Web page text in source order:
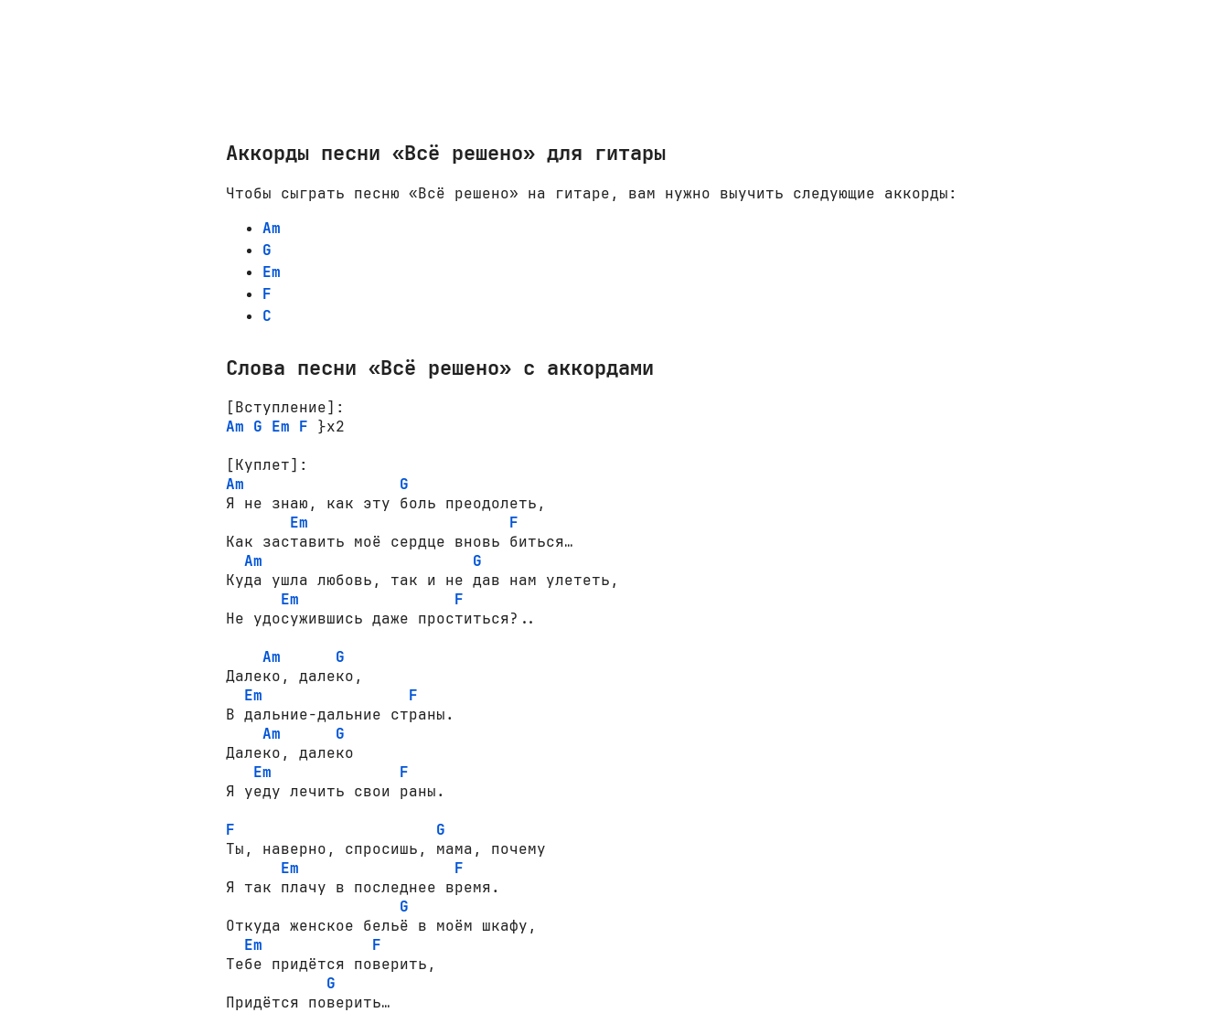
Аккорды песни «Всё решено» для гитары
Чтобы сыграть песню «Всё решено» на гитаре, вам нужно выучить следующие аккорды:
Am
G
Em
F
C
Слова песни «Всё решено» с аккордами
[Вступление]:
Am G Em F }x2
[Куплет]:
Am
G
Я не знаю, как эту боль преодолеть,
Em
F
Как заставить моё сердце вновь биться…
Am
G
Куда ушла любовь, так и не дав нам улететь,
Em
F
Не удосужившись даже проститься?..
Am
G
Далеко, далеко,
Em
F
В дальние-дальние страны.
Am
G
Далеко, далеко
Em
F
Я уеду лечить свои раны.
F
G
Ты, наверно, спросишь, мама, почему
Em
F
Я так плачу в последнее время.
G
Откуда женское бельё в моём шкафу,
Em
F
Тебе придётся поверить,
G
Придётся поверить…